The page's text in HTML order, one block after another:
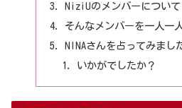
NiziUのメンバーについて
そんなメンバーを一人一
NINAさんを占ってみまし
いかがでしたか？